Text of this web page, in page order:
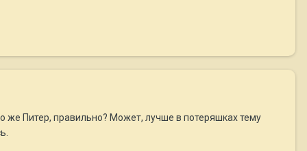
же Питер, правильно? Может, лучше в потеряшках тему